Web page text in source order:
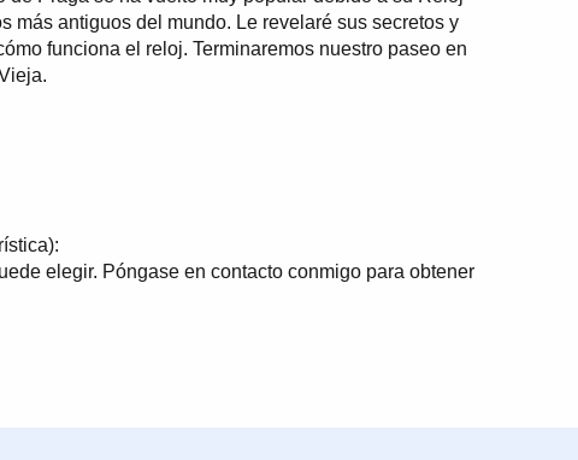
más antiguos del mundo. Le revelaré sus secretos y
funciona el reloj. Terminaremos nuestro paseo en
elegir. Póngase en contacto conmigo para obtener